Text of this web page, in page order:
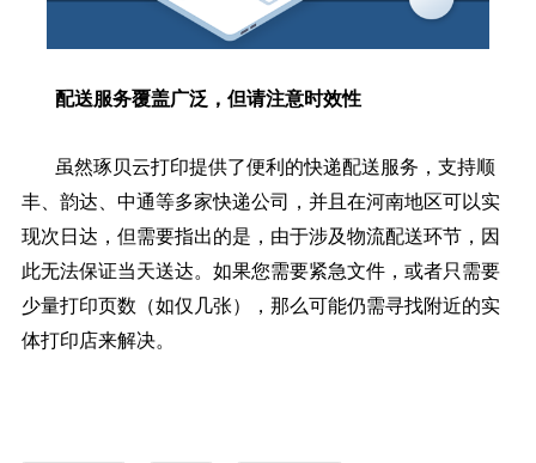
配送服务覆盖广泛，但请注意时效性
虽然琢贝云打印提供了便利的快递配送服务，支持顺
丰、韵达、中通等多家快递公司，并且在河南地区可以实
现次日达，但需要指出的是，由于涉及物流配送环节，因
此无法保证当天送达。如果您需要紧急文件，或者只需要
少量打印页数（如仅几张），那么可能仍需寻找附近的实
体打印店来解决。